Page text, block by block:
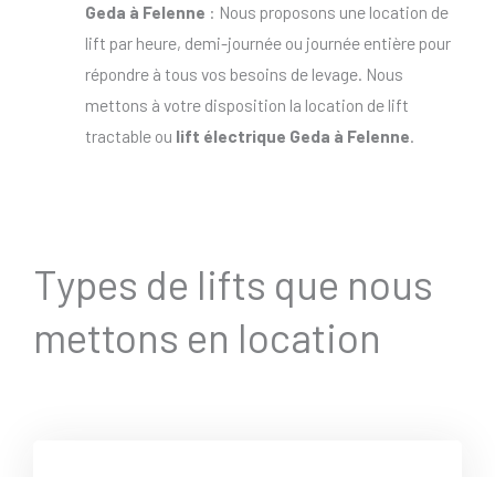
Geda à Felenne : Nous proposons une location de
lift par heure, demi-journée ou journée entière pour
répondre à tous vos besoins de levage. Nous
mettons à votre disposition la location de lift
tractable ou lift électrique Geda à Felenne.
Types de lifts que nous
mettons en location